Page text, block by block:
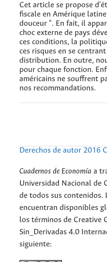
Cet article se propose
fiscale en Amérique
douceur ". En fait, il
choc externe de pays
ces conditions, la
ces risques en se
distribution. En outre,
pour chaque fonction.
américains ne souffrent
nos recommandations.
Derechos de autor 2016
Cuadernos de Economía a
Universidad Nacional de
de todos sus contenidos.
encuentran disponibles
los términos de Creative
Sin_Derivadas 4.0
siguiente: